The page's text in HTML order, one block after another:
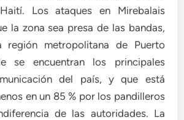
Los ataques en Mirebalais
la zona sea presa de las bandas,
metropolitana de Puerto
se encuentran los principales
del país, y que está
en un 85 % por los pandilleros
de las autoridades. La